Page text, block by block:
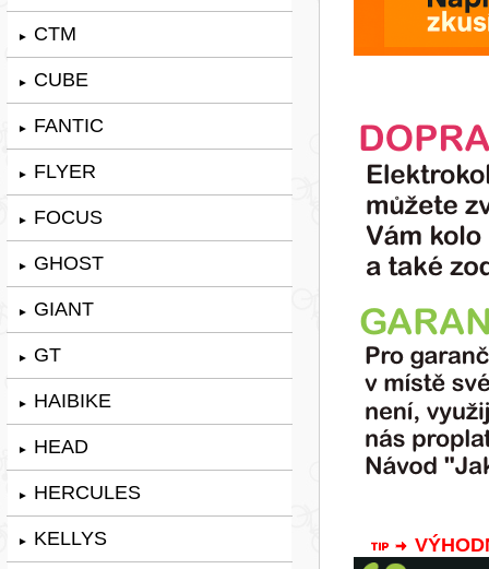
► CTM
► CUBE
► FANTIC
► FLYER
► FOCUS
► GHOST
► GIANT
► GT
► HAIBIKE
► HEAD
► HERCULES
► KELLYS